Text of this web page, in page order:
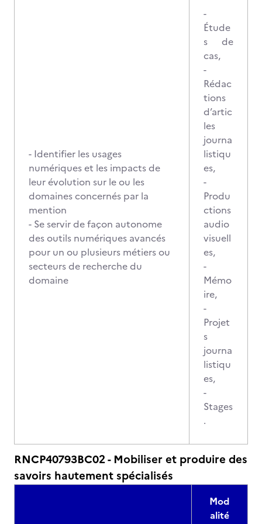
- Identifier les usages
numériques et les impacts de
leur évolution sur le ou les
domaines concernés par la
mention
- Se servir de façon autonome
des outils numériques avancés
pour un ou plusieurs métiers ou
secteurs de recherche du
domaine
-
Étude
s de
cas,
-
Rédac
tions
d’artic
les
journa
listiqu
es,
-
Produ
ctions
audio
visuell
es,
-
Mémo
ire,
-
Projet
s
journa
listiqu
es,
-
Stages
.
RNCP40793BC02 - Mobiliser et produire des
savoirs hautement spécialisés
Mod
alité